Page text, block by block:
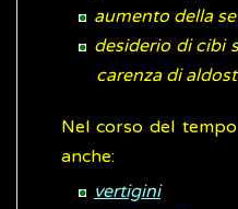
aumento della
desiderio di cibi
carenza di
Nel corso del
anche:
vertigini